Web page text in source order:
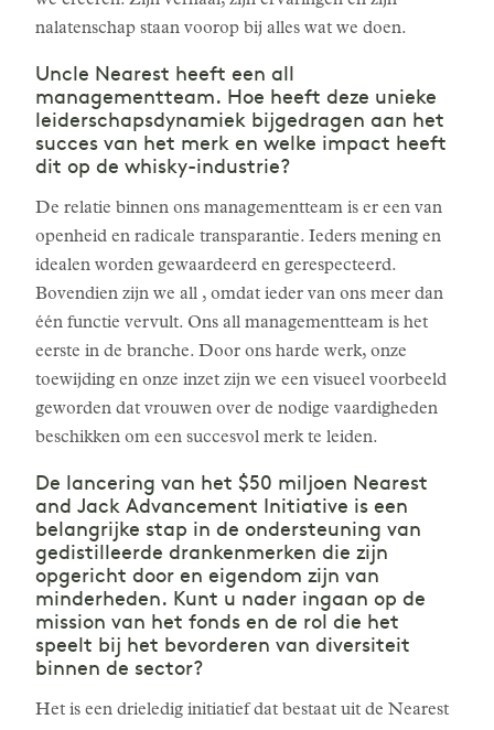
nalatenschap staan voorop bij alles wat we doen.
Uncle Nearest heeft een all
managementteam. Hoe heeft deze unieke
leiderschapsdynamiek bijgedragen aan het
succes van het merk en welke impact heeft
dit op de whisky-industrie?
De relatie binnen ons managementteam is er een van
openheid en radicale transparantie. Ieders mening en
idealen worden gewaardeerd en gerespecteerd.
Bovendien zijn we all , omdat ieder van ons meer dan
één functie vervult. Ons all managementteam is het
eerste in de branche. Door ons harde werk, onze
toewijding en onze inzet zijn we een visueel voorbeeld
geworden dat vrouwen over de nodige vaardigheden
beschikken om een succesvol merk te leiden.
De lancering van het $50 miljoen Nearest
and Jack Advancement Initiative is een
belangrijke stap in de ondersteuning van
gedistilleerde drankenmerken die zijn
opgericht door en eigendom zijn van
minderheden. Kunt u nader ingaan op de
mission van het fonds en de rol die het
speelt bij het bevorderen van diversiteit
binnen de sector?
Het is een drieledig initiatief dat bestaat uit de Nearest